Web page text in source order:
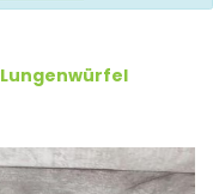
Lungenwürfel